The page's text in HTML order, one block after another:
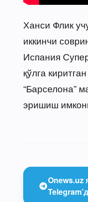
Ханси Флик
иккинчи
Испания
қўлга
“Барселона”
эришиш
Onews.uz